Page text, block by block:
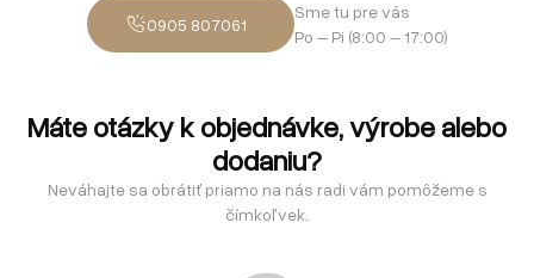
0905 807061
Sme tu pre vás
Po – Pi (8:00 – 17:00)
Máte otázky k objednávke, výrobe alebo
dodaniu?
Neváhajte sa obrátiť priamo na nás radi vám pomôžeme s
čímkoľvek.